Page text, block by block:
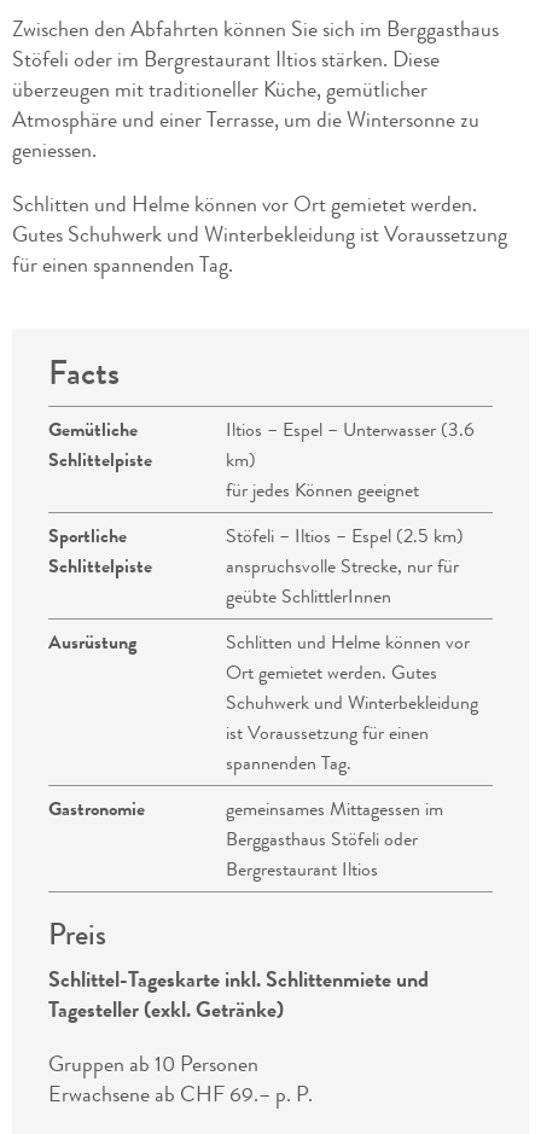
Zwischen den Abfahrten können Sie sich im Berggasthaus
Stöfeli oder im Bergrestaurant Iltios stärken. Diese
überzeugen mit traditioneller Küche, gemütlicher
Atmosphäre und einer Terrasse, um die Wintersonne zu
geniessen.
Schlitten und Helme können vor Ort gemietet werden.
Gutes Schuhwerk und Winterbekleidung ist Voraussetzung
für einen spannenden Tag.
Facts
Gemütliche
Schlittelpiste
Iltios – Espel – Unterwasser (3.6
km)
für jedes Können geeignet
Sportliche
Schlittelpiste
Stöfeli – Iltios – Espel (2.5 km)
anspruchsvolle Strecke, nur für
geübte SchlittlerInnen
Ausrüstung
Schlitten und Helme können vor
Ort gemietet werden. Gutes
Schuhwerk und Winterbekleidung
ist Voraussetzung für einen
spannenden Tag.
Gastronomie
gemeinsames Mittagessen im
Berggasthaus Stöfeli oder
Bergrestaurant Iltios
Preis
Schlittel-Tageskarte inkl. Schlittenmiete und
Tagesteller (exkl. Getränke)
Gruppen ab 10 Personen
Erwachsene ab CHF 69.– p. P.